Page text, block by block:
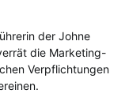
der Johne
die Marketing-
Verpflichtungen